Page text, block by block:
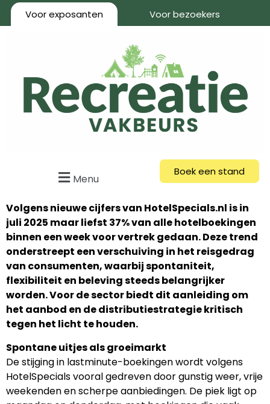
Voor exposanten Voor bezoekers
Menu
Boek een stand
Volgens nieuwe cijfers van HotelSpecials.nl is in
juli 2025 maar liefst 37% van alle hotelboekingen
binnen een week voor vertrek gedaan. Deze trend
onderstreept een verschuiving in het reisgedrag
van consumenten, waarbij spontaniteit,
flexibiliteit en beleving steeds belangrijker
worden. Voor de sector biedt dit aanleiding om
het aanbod en de distributiestrategie kritisch
tegen het licht te houden.
Spontane uitjes als groeimarkt
De stijging in lastminute-boekingen wordt volgens
HotelSpecials vooral gedreven door gunstig weer, vrije
weekenden en scherpe aanbiedingen. De piek ligt op